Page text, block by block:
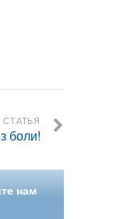
боли!
нам